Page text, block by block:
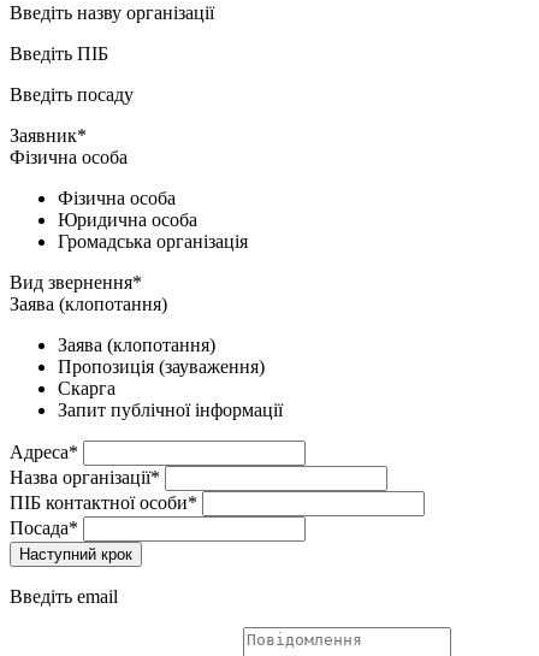
Введіть назву організації
Введіть ПІБ
Введіть посаду
Заявник*
Фізична особа
Фізична особа
Юридична особа
Громадська організація
Вид звернення*
Заява (клопотання)
Заява (клопотання)
Пропозиція (зауваження)
Скарга
Запит публічної інформації
Адреса*
Назва організації*
ПІБ контактної особи*
Посада*
Наступний крок
Введіть email